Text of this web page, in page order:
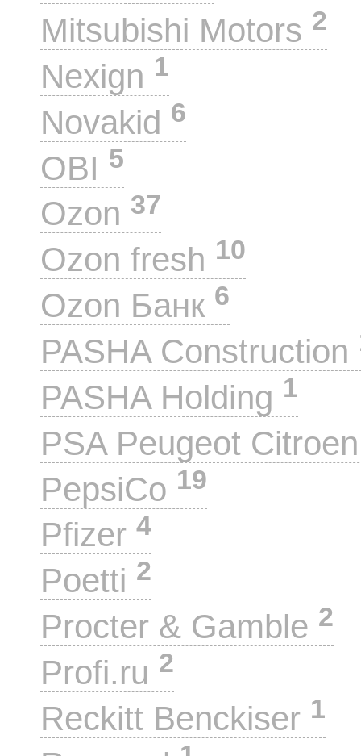
Mitsubishi Motors 2
Nexign 1
Novakid 6
OBI 5
Ozon 37
Ozon fresh 10
Ozon Банк 6
PASHA Construction
PASHA Holding 1
PSA Peugeot
PepsiCo 19
Pfizer 4
Poetti 2
Procter & Gamble 2
Profi.ru 2
Reckitt Benckiser 1